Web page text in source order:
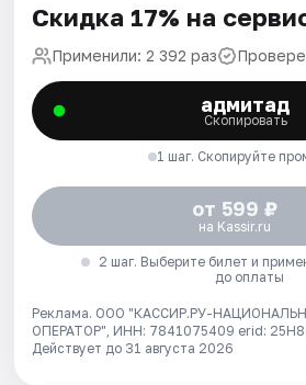
Скидка 17% на
Применили: 2 392 раз
адмитад
Скопировать
1 шаг. Скопируйте
от 599 ₽
на Kassir.ru
2 шаг. Выберите билет и
до оплаты
Реклама. ООО "КАССИР.РУ-
ОПЕРАТОР", ИНН: 7841075409 erid:
Действует до 31 августа 2026